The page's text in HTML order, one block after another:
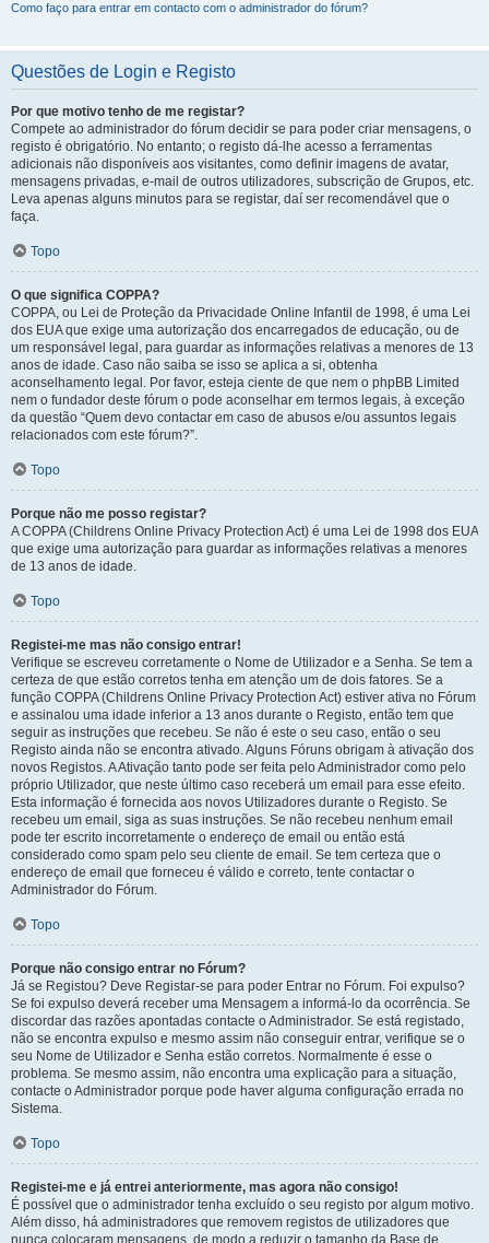
Como faço para entrar em contacto com o administrador do fórum?
Questões de Login e Registo
Por que motivo tenho de me registar?
Compete ao administrador do fórum decidir se para poder criar mensagens, o
registo é obrigatório. No entanto; o registo dá-lhe acesso a ferramentas
adicionais não disponíveis aos visitantes, como definir imagens de avatar,
mensagens privadas, e-mail de outros utilizadores, subscrição de Grupos, etc.
Leva apenas alguns minutos para se registar, daí ser recomendável que o
faça.
Topo
O que significa COPPA?
COPPA, ou Lei de Proteção da Privacidade Online Infantil de 1998, é uma Lei
dos EUA que exige uma autorização dos encarregados de educação, ou de
um responsável legal, para guardar as informações relativas a menores de 13
anos de idade. Caso não saiba se isso se aplica a si, obtenha
aconselhamento legal. Por favor, esteja ciente de que nem o phpBB Limited
nem o fundador deste fórum o pode aconselhar em termos legais, à exceção
da questão “Quem devo contactar em caso de abusos e/ou assuntos legais
relacionados com este fórum?”.
Topo
Porque não me posso registar?
A COPPA (Childrens Online Privacy Protection Act) é uma Lei de 1998 dos EUA
que exige uma autorização para guardar as informações relativas a menores
de 13 anos de idade.
Topo
Registei-me mas não consigo entrar!
Verifique se escreveu corretamente o Nome de Utilizador e a Senha. Se tem a
certeza de que estão corretos tenha em atenção um de dois fatores. Se a
função COPPA (Childrens Online Privacy Protection Act) estiver ativa no Fórum
e assinalou uma idade inferior a 13 anos durante o Registo, então tem que
seguir as instruções que recebeu. Se não é este o seu caso, então o seu
Registo ainda não se encontra ativado. Alguns Fóruns obrigam à ativação dos
novos Registos. A Ativação tanto pode ser feita pelo Administrador como pelo
próprio Utilizador, que neste último caso receberá um email para esse efeito.
Esta informação é fornecida aos novos Utilizadores durante o Registo. Se
recebeu um email, siga as suas instruções. Se não recebeu nenhum email
pode ter escrito incorretamente o endereço de email ou então está
considerado como spam pelo seu cliente de email. Se tem certeza que o
endereço de email que forneceu é válido e correto, tente contactar o
Administrador do Fórum.
Topo
Porque não consigo entrar no Fórum?
Já se Registou? Deve Registar-se para poder Entrar no Fórum. Foi expulso?
Se foi expulso deverá receber uma Mensagem a informá-lo da ocorrência. Se
discordar das razões apontadas contacte o Administrador. Se está registado,
não se encontra expulso e mesmo assim não conseguir entrar, verifique se o
seu Nome de Utilizador e Senha estão corretos. Normalmente é esse o
problema. Se mesmo assim, não encontra uma explicação para a situação,
contacte o Administrador porque pode haver alguma configuração errada no
Sistema.
Topo
Registei-me e já entrei anteriormente, mas agora não consigo!
É possível que o administrador tenha excluído o seu registo por algum motivo.
Além disso, há administradores que removem registos de utilizadores que
nunca colocaram mensagens, de modo a reduzir o tamanho da Base de